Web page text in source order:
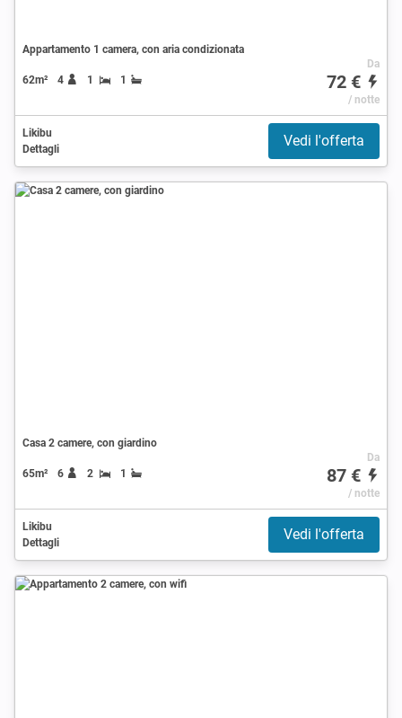
Appartamento 1 camera, con aria condizionata
62m² 4 1 1
Da
72 €
/ notte
Likibu
Dettagli
Vedi l'offerta
Casa 2 camere, con giardino
65m² 6 2 1
Da
87 €
/ notte
Likibu
Dettagli
Vedi l'offerta